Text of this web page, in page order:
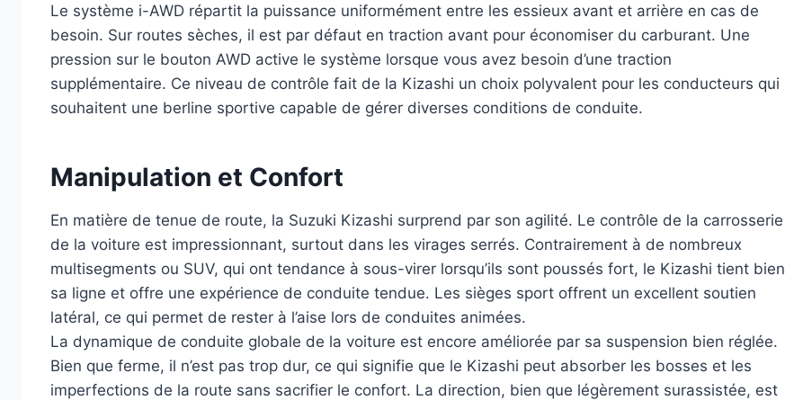
Le système i-AWD répartit la puissance uniformément entre les essieux avant et arrière en cas de
besoin. Sur routes sèches, il est par défaut en traction avant pour économiser du carburant. Une
pression sur le bouton AWD active le système lorsque vous avez besoin d’une traction
supplémentaire. Ce niveau de contrôle fait de la Kizashi un choix polyvalent pour les conducteurs qui
souhaitent une berline sportive capable de gérer diverses conditions de conduite.
Manipulation et Confort
En matière de tenue de route, la Suzuki Kizashi surprend par son agilité. Le contrôle de la carrosserie
de la voiture est impressionnant, surtout dans les virages serrés. Contrairement à de nombreux
multisegments ou SUV, qui ont tendance à sous-virer lorsqu’ils sont poussés fort, le Kizashi tient bien
sa ligne et offre une expérience de conduite tendue. Les sièges sport offrent un excellent soutien
latéral, ce qui permet de rester à l’aise lors de conduites animées.
La dynamique de conduite globale de la voiture est encore améliorée par sa suspension bien réglée.
Bien que ferme, il n’est pas trop dur, ce qui signifie que le Kizashi peut absorber les bosses et les
imperfections de la route sans sacrifier le confort. La direction, bien que légèrement surassistée, est